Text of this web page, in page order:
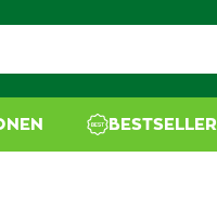
BESTSELLER